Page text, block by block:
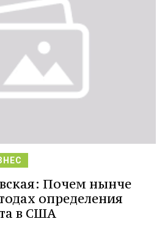
Почем нынче
определения
в США